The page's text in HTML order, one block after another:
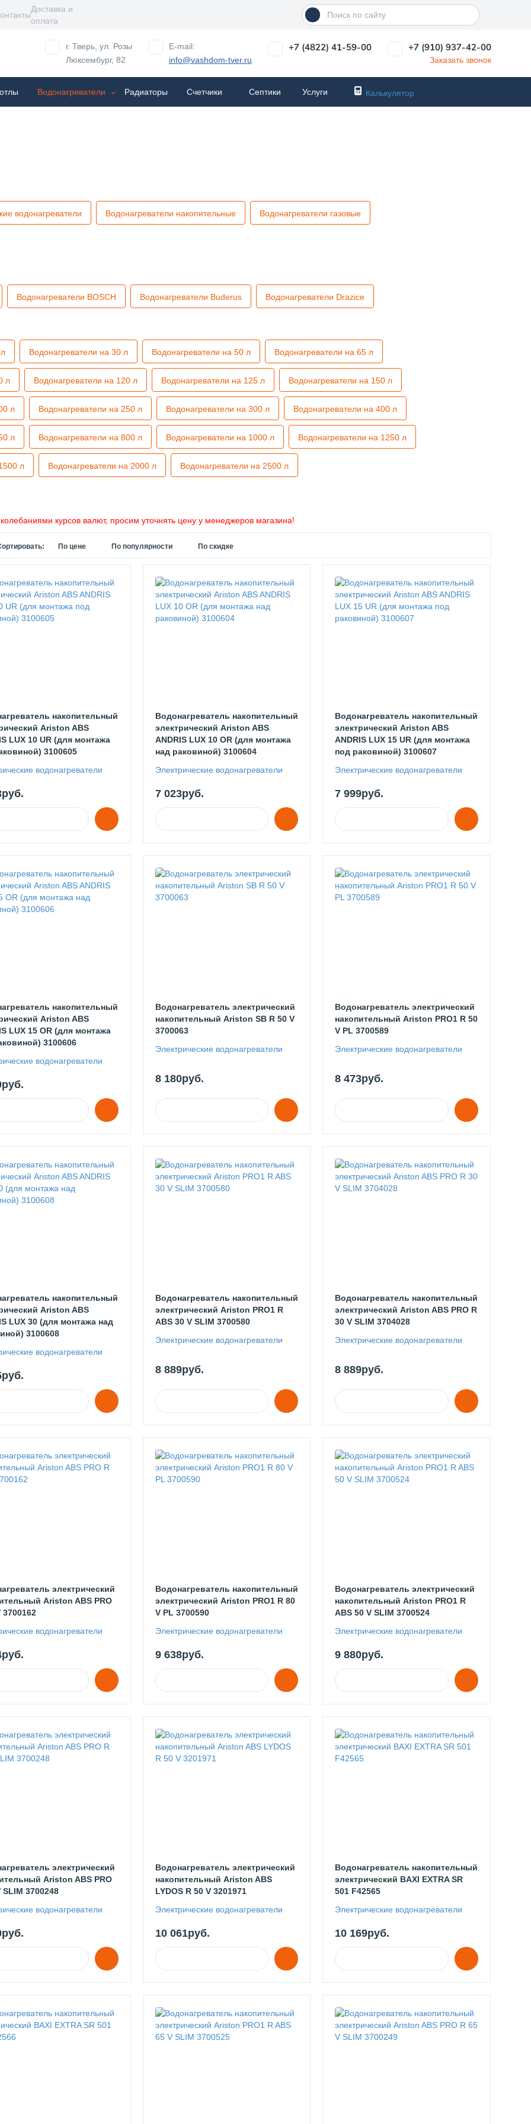
Доставка и
оплата
г. Тверь, ул. Розы
Люксембург, 82
E-mail:
info@vashdom-tver.ru
+7 (4822) 41-59-00 +7 (910) 937-42-00
Заказать звонок
Водонагреватели Радиаторы Cчетчики Септики Услуги Калькулятор
водонагреватели Водонагреватели накопительные Водонагреватели газовые
Водонагреватели BOSCH Водонагреватели Buderus Водонагреватели Drazice
Водонагреватели на 30 л Водонагреватели на 50 л Водонагреватели на 65 л
л Водонагреватели на 120 л Водонагреватели на 125 л Водонагреватели на 150 л
л Водонагреватели на 250 л Водонагреватели на 300 л Водонагреватели на 400 л
л Водонагреватели на 800 л Водонагреватели на 1000 л Водонагреватели на 1250 л
л Водонагреватели на 2000 л Водонагреватели на 2500 л
курсов валют, просим уточнять цену у менеджеров магазина!
По цене По популярности По скидке
накопительный
Ariston ABS
LUX 10 UR (для монтажа
3100605
водонагреватели
Водонагреватель накопительный
электрический Ariston ABS
ANDRIS LUX 10 OR (для монтажа
над раковиной) 3100604
Электрические водонагреватели
7 023руб.
Водонагреватель накопительный
электрический Ariston ABS
ANDRIS LUX 15 UR (для монтажа
под раковиной) 3100607
Электрические водонагреватели
7 999руб.
накопительный
Ariston ABS
LUX 15 OR (для монтажа
3100606
водонагреватели
Водонагреватель электрический
накопительный Ariston SB R 50 V
3700063
Электрические водонагреватели
8 180руб.
Водонагреватель электрический
накопительный Ariston PRO1 R 50
V PL 3700589
Электрические водонагреватели
8 473руб.
накопительный
Ariston ABS
LUX 30 (для монтажа над
3100608
водонагреватели
Водонагреватель накопительный
электрический Ariston PRO1 R
ABS 30 V SLIM 3700580
Электрические водонагреватели
8 889руб.
Водонагреватель накопительный
электрический Ariston ABS PRO R
30 V SLIM 3704028
Электрические водонагреватели
8 889руб.
электрический
Ariston ABS PRO
3700162
водонагреватели
Водонагреватель накопительный
электрический Ariston PRO1 R 80
V PL 3700590
Электрические водонагреватели
9 638руб.
Водонагреватель электрический
накопительный Ariston PRO1 R
ABS 50 V SLIM 3700524
Электрические водонагреватели
9 880руб.
электрический
Ariston ABS PRO
SLIM 3700248
водонагреватели
Водонагреватель электрический
накопительный Ariston ABS
LYDOS R 50 V 3201971
Электрические водонагреватели
10 061руб.
Водонагреватель накопительный
электрический BAXI EXTRA SR
501 F42565
Электрические водонагреватели
10 169руб.